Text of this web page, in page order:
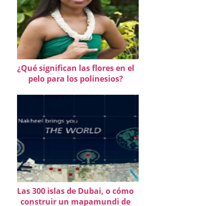
¿Qué significan las flores en el
pelo para los polinesios?
Las 300 islas de Dubai, o cómo
construir un mapamundi de